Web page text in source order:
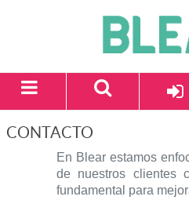
CONTACTO
En Blear estamos
de nuestros clientes
fundamental para